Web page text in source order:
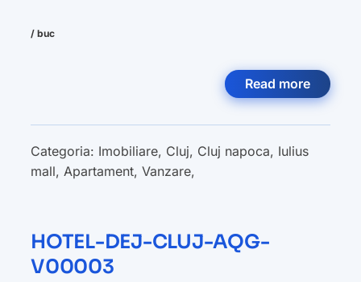
/ buc
Read more
Categoria: Imobiliare, Cluj, Cluj napoca, Iulius
mall, Apartament, Vanzare,
HOTEL-DEJ-CLUJ-AQG-
V00003